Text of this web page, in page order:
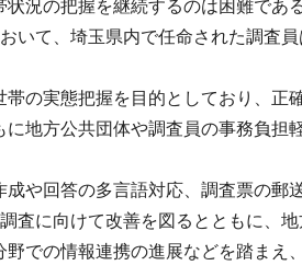
況の把握を継続するのは困難である
いて、埼玉県内で任命された調査
の実態把握を目的としており、正
地方公共団体や調査員の事務負担
や回答の多言語対応、調査票の郵
査に向けて改善を図るとともに、
での情報連携の進展などを踏まえ